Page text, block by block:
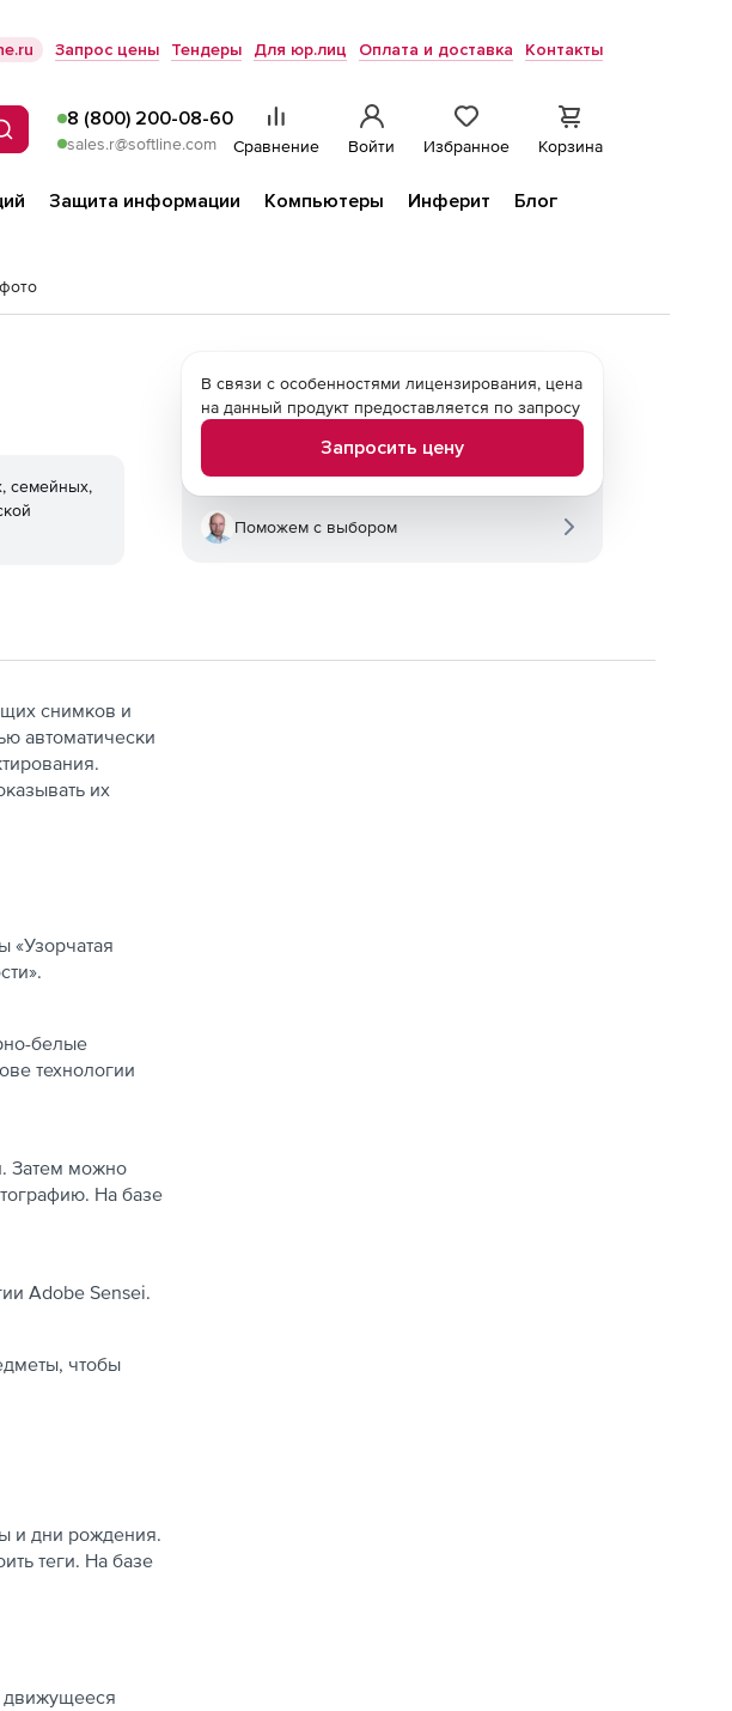
Запрос цены Тендеры Для юр.лиц Оплата и доставка Контакты
Поиск
8 (800) 200-08-60
sales.r@softline.com Сравнение Войти Избранное Корзина
Защита информации Компьютеры Инферит
Блог
семейных,
В связи с особенностями лицензирования, цена
на данный продукт предоставляется по запросу
Запросить цену
Поможем с выбором
снимков и
автоматически
их
«Узорчатая
белые
технологии
Затем можно
На базе
Adobe Sensei.
чтобы
и дни рождения.
теги. На базе
движущееся